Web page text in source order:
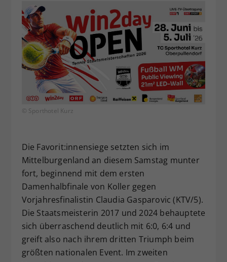
© Sporthotel Kurz
Die Favorit:innensiege setzten sich im
Mittelburgenland an diesem Samstag munter
fort, beginnend mit dem ersten
Damenhalbfinale von Koller gegen
Vorjahresfinalistin Claudia Gasparovic (KTV/5).
Die Staatsmeisterin 2017 und 2024 behauptete
sich überraschend deutlich mit 6:0, 6:4 und
greift also nach ihrem dritten Triumph beim
größten nationalen Event. Im zweiten